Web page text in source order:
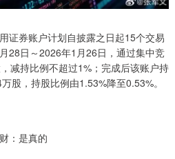
证券账户计划自披露之日起15个交易
28日～2026年1月26日，通过集中竞
减持比例不超过1%；完成后该账户持
股，持股比例由1.53%降至0.53%。
：是真的